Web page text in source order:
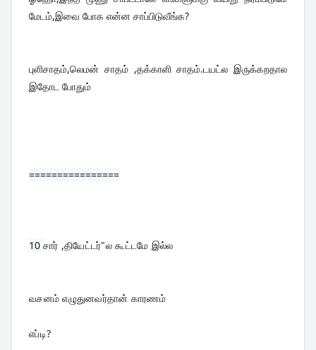
மேடம்,இவை போக என்ன சாப்பிடுவீங்க?
புளிசாதம்,லெமன் சாதம் ,தக்காளி சாதம்.டயட்ல இருக்கறதால
இதோட போதும்
================
10 சார் ,தியேட்டர்"ல கூட்டமே இல்ல
வசனம் எழுதுனவர்தான் காரணம்
எப்டி?